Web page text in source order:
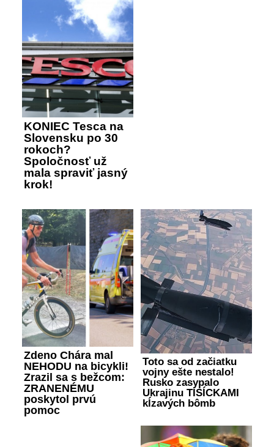
KONIEC Tesca na
Slovensku po 30
rokoch?
Spoločnosť už
mala spraviť jasný
krok!
Zdeno Chára mal
NEHODU na bicykli!
Zrazil sa s bežcom:
ZRANENÉMU
poskytol prvú
pomoc
Toto sa od začiatku
vojny ešte nestalo!
Rusko zasypalo
Ukrajinu TISÍCKAMI
kĺzavých bômb